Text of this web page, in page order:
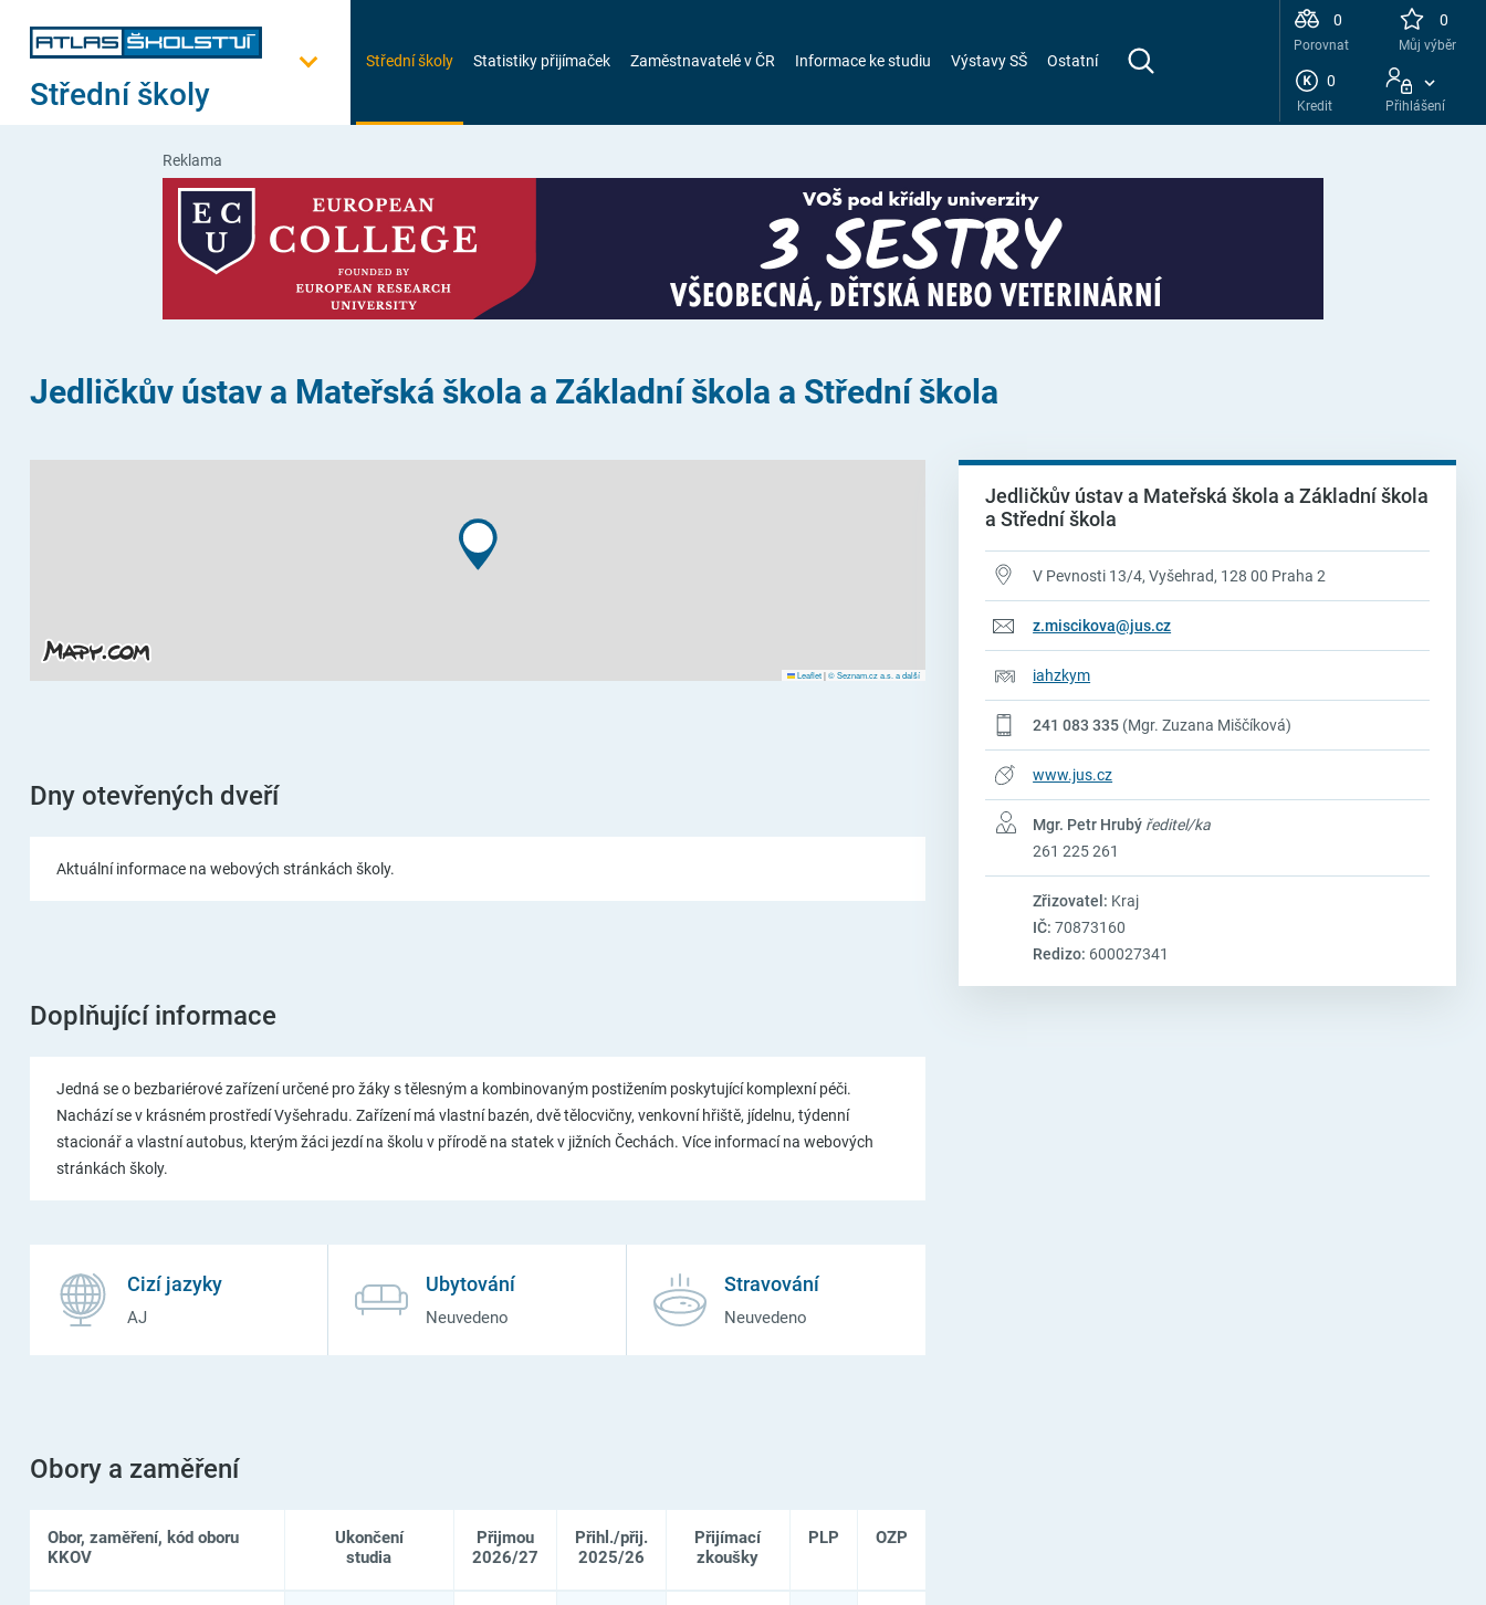
Střední školy
Střední školy Statistiky přijímaček Zaměstnavatelé v ČR Informace ke studiu Výstavy SŠ Ostatní
0
Porovnat
0
Můj výběr
0
Kredit Přihlášení
Reklama
Jedličkův ústav a Mateřská škola a Základní škola a Střední škola
Jedličkův ústav a Mateřská škola a Základní škola
a Střední škola
V Pevnosti 13/4, Vyšehrad, 128 00 Praha 2
z.miscikova@jus.cz
iahzkym
241 083 335 (Mgr. Zuzana Miščíková)
www.jus.cz
Mgr. Petr Hrubý ředitel/ka
261 225 261
Zřizovatel: Kraj
IČ: 70873160
Redizo: 600027341
Leaflet|© Seznam.cz a.s. a další
Dny otevřených dveří
Aktuální informace na webových stránkách školy.
Doplňující informace
Jedná se o bezbariérové zařízení určené pro žáky s tělesným a kombinovaným postižením poskytující komplexní péči.
Nachází se v krásném prostředí Vyšehradu. Zařízení má vlastní bazén, dvě tělocvičny, venkovní hřiště, jídelnu, týdenní
stacionář a vlastní autobus, kterým žáci jezdí na školu v přírodě na statek v jižních Čechách. Více informací na webových
stránkách školy.
Cizí jazyky
AJ
Ubytování
Neuvedeno
Stravování
Neuvedeno
Obory a zaměření
Obor, zaměření, kód oboru
KKOV
Ukončení
studia
Přijmou
2026/27
Přihl./přij.
2025/26
Přijímací
zkoušky
PLP OZP